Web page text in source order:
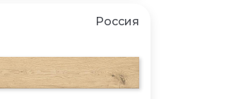
Россия